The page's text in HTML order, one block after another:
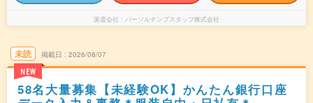
派遣会社 パーソルテンプスタッフ株式会社
未読
NEW
掲載日 2026/08/07
58名大量募集【未経験OK】かんたん銀行口座